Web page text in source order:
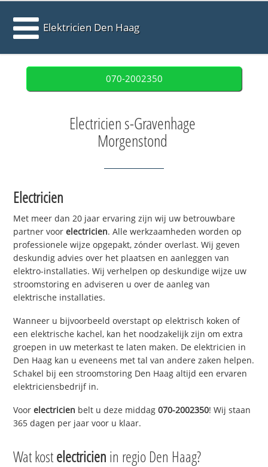
Elektricien Den Haag
070-2002350
Electricien s-Gravenhage
Morgenstond
Electricien
Met meer dan 20 jaar ervaring zijn wij uw betrouwbare
partner voorelectricien. Alle werkzaamheden worden op
professionele wijze opgepakt, zónder overlast. Wij geven
deskundig advies over het plaatsen en aanleggen van
elektro-installaties. Wij verhelpen op deskundige wijze uw
stroomstoring en adviseren u over de aanleg van
elektrische installaties.
Wanneer u bijvoorbeeld overstapt op elektrisch koken of
een elektrische kachel, kan het noodzakelijk zijn om extra
groepen in uw meterkast te laten maken. De elektricien in
Den Haag kan u eveneens met tal van andere zaken helpen.
Schakel bij een stroomstoring Den Haag altijd een ervaren
elektriciensbedrijf in.
Voorelectricien belt u deze middag070-2002350! Wij staan
365 dagen per jaar voor u klaar.
Wat kostelectricien in regio Den Haag?